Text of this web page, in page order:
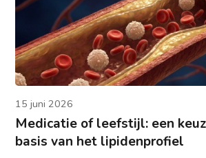
15 juni 2026
Medicatie of leefstijl: een
basis van het lipidenprofiel